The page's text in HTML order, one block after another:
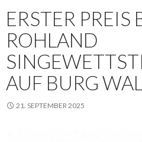
ERSTER PREIS
ROHLAND
AUF BURG
21. SEPTEMBER 2025